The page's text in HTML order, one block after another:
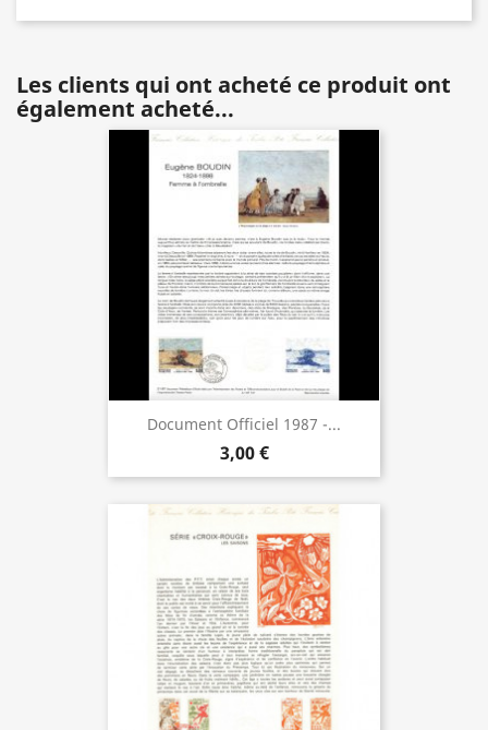
Les clients qui ont acheté ce produit ont
également acheté...
Document Officiel 1987 -...
3,00 €